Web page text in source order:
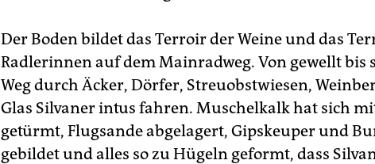
Der Boden bildet das Terroir der Weine und das
Radlerinnen auf dem Main­radweg. Von gewellt bis
Weg durch Äcker, Dörfer, Streuobstwiesen,
Glas Silvaner intus fahren. Muschelkalk hat sich
getürmt, Flugsande abgelagert, Gipskeuper und
gebildet und alles so zu Hügeln geformt, dass